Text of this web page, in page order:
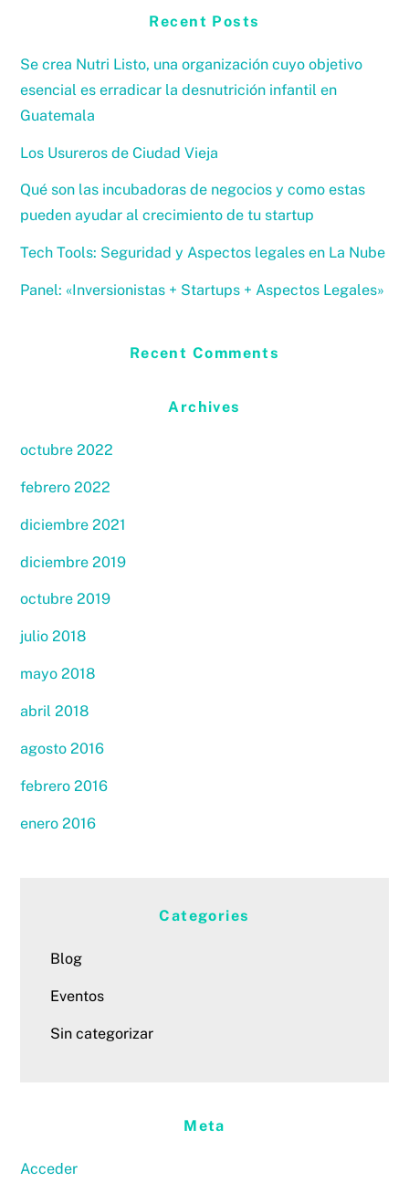
Recent Posts
Se crea Nutri Listo, una organización cuyo objetivo
esencial es erradicar la desnutrición infantil en
Guatemala
Los Usureros de Ciudad Vieja
Qué son las incubadoras de negocios y como estas
pueden ayudar al crecimiento de tu startup
Tech Tools: Seguridad y Aspectos legales en La Nube
Panel: «Inversionistas + Startups + Aspectos Legales»
Recent Comments
Archives
octubre 2022
febrero 2022
diciembre 2021
diciembre 2019
octubre 2019
julio 2018
mayo 2018
abril 2018
agosto 2016
febrero 2016
enero 2016
Categories
Blog
Eventos
Sin categorizar
Meta
Acceder